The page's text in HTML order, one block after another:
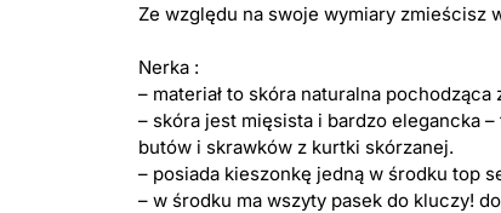
Ze względu na swoje wymiary zmieścisz
Nerka :
– materiał to skóra naturalna
– skóra jest mięsista i bardzo elegancka
butów i skrawków z kurtki skórzanej.
– posiada kieszonkę jedną w środku top
– w środku ma wszyty pasek do kluczy!